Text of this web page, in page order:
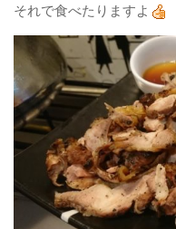
それで食べたりますよ